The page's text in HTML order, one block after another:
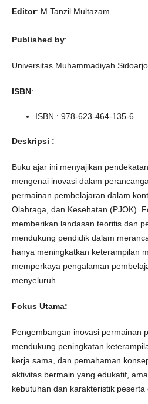
Editor: M.Tanzil Multazam
Published by:
Universitas Muhammadiyah
ISBN:
ISBN : 978-623-464-135-6
Deskripsi :
Buku ajar ini menyajikan
mengenai inovasi dalam
permainan pembelajaran dalam
Olahraga, dan Kesehatan (PJOK).
memberikan landasan teoritis dan
mendukung pendidik dalam
hanya meningkatkan keterampilan
memperkaya pengalaman
menyeluruh.
Fokus Utama:
Pengembangan inovasi permainan
mendukung peningkatan
kerja sama, dan pemahaman
aktivitas bermain yang edukatif,
kebutuhan dan karakteristik peserta